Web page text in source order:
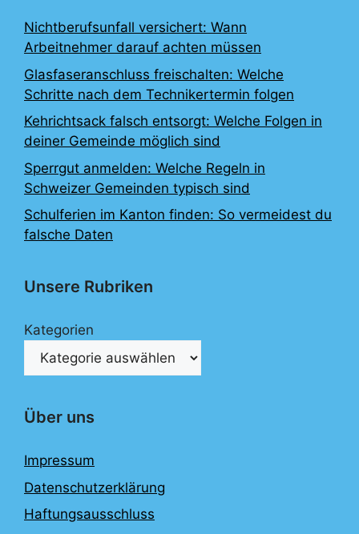
Nichtberufsunfall versichert: Wann
Arbeitnehmer darauf achten müssen
Glasfaseranschluss freischalten: Welche
Schritte nach dem Technikertermin folgen
Kehrichtsack falsch entsorgt: Welche Folgen in
deiner Gemeinde möglich sind
Sperrgut anmelden: Welche Regeln in
Schweizer Gemeinden typisch sind
Schulferien im Kanton finden: So vermeidest du
falsche Daten
Unsere Rubriken
Kategorien
Über uns
Impressum
Datenschutzerklärung
Haftungsausschluss